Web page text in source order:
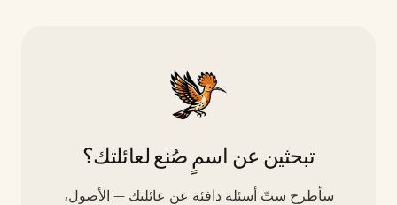
تبحثين عن اسمٍ صُنع لعائلتك؟
سأطرح ستّ أسئلة دافئة عن عائلتك — الأصول،